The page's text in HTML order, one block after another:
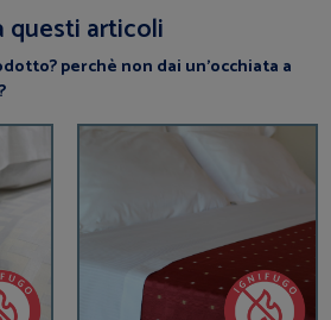
questi articoli
perchè non dai un’occhiata a